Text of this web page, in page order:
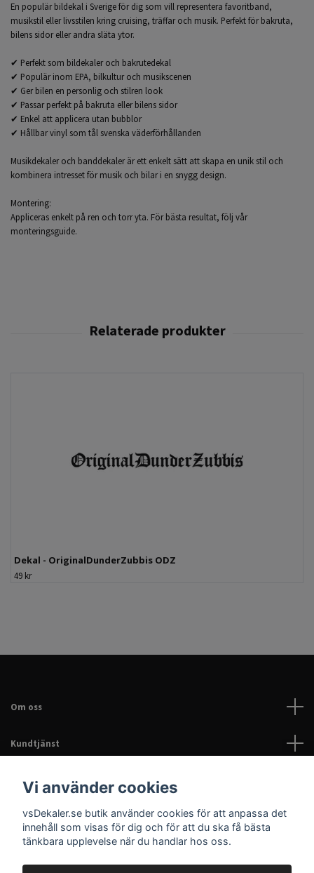
En populär bildekal i Sverige för dig som vill representera favoritband,
musikstil eller livsstilen kring cruising, träffar och musik. Perfekt för bakruta,
bilens sidor eller andra släta ytor.
✔ Perfekt som bildekaler och bakrutedekal
✔ Populär inom EPA, bilkultur och musikscenen
✔ Ger bilen en personlig och stilren look
✔ Passar perfekt på bakruta eller bilens sidor
✔ Enkel att applicera utan bubblor
✔ Hållbar vinyl som tål svenska väderförhållanden
Musikdekaler och banddekaler är ett enkelt sätt att skapa en unik stil och
kombinera intresset för musik och bilar i en snygg design.
Montering:
Appliceras enkelt på ren och torr yta. För bästa resultat, följ vår
monteringsguide.
Dekal - OriginalDunderZubbis ODZ
49 kr
Om oss
Kundtjänst
Läs mer
Sociala medier
Vi använder cookies
vsDekaler.se butik använder cookies för att anpassa det
innehåll som visas för dig och för att du ska få bästa
tänkbara upplevelse när du handlar hos oss.